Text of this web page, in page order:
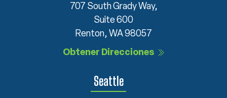
707 South Grady Way,
Suite 600
Renton, WA 98057
Obtener Direcciones
Seattle